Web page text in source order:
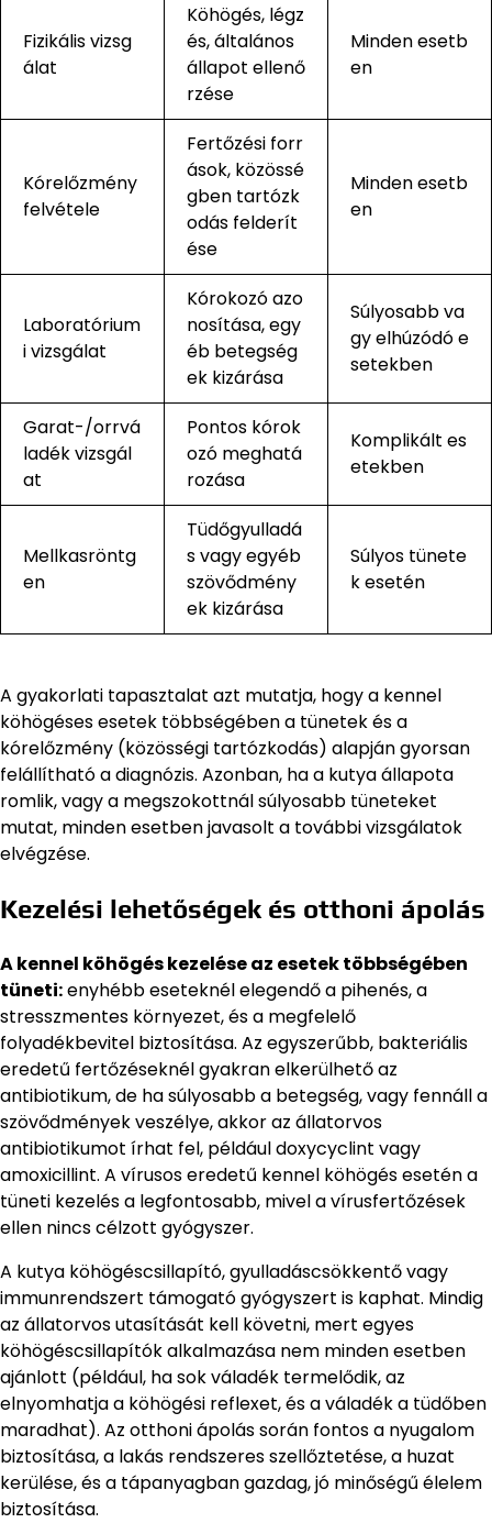
Fizikális vizsg
álat
Köhögés, légz
és, általános
állapot ellenő
rzése
Minden esetb
en
Kórelőzmény
felvétele
Fertőzési forr
ások, közössé
gben tartózk
odás felderít
ése
Minden esetb
en
Laboratórium
i vizsgálat
Kórokozó azo
nosítása, egy
éb betegség
ek kizárása
Súlyosabb va
gy elhúzódó e
setekben
Garat-/orrvá
ladék vizsgál
at
Pontos kórok
ozó meghatá
rozása
Komplikált es
etekben
Mellkasröntg
en
Tüdőgyulladá
s vagy egyéb
szövődmény
ek kizárása
Súlyos tünete
k esetén
A gyakorlati tapasztalat azt mutatja, hogy a kennel
köhögéses esetek többségében a tünetek és a
kórelőzmény (közösségi tartózkodás) alapján gyorsan
felállítható a diagnózis. Azonban, ha a kutya állapota
romlik, vagy a megszokottnál súlyosabb tüneteket
mutat, minden esetben javasolt a további vizsgálatok
elvégzése.
Kezelési lehetőségek és otthoni ápolás
A kennel köhögés kezelése az esetek többségében
tüneti:enyhébb eseteknél elegendő a pihenés, a
stresszmentes környezet, és a megfelelő
folyadékbevitel biztosítása. Az egyszerűbb, bakteriális
eredetű fertőzéseknél gyakran elkerülhető az
antibiotikum, de ha súlyosabb a betegség, vagy fennáll a
szövődmények veszélye, akkor az állatorvos
antibiotikumot írhat fel, például doxycyclint vagy
amoxicillint. A vírusos eredetű kennel köhögés esetén a
tüneti kezelés a legfontosabb, mivel a vírusfertőzések
ellen nincs célzott gyógyszer.
A kutya köhögéscsillapító, gyulladáscsökkentő vagy
immunrendszert támogató gyógyszert is kaphat. Mindig
az állatorvos utasítását kell követni, mert egyes
köhögéscsillapítók alkalmazása nem minden esetben
ajánlott (például, ha sok váladék termelődik, az
elnyomhatja a köhögési reflexet, és a váladék a tüdőben
maradhat). Az otthoni ápolás során fontos a nyugalom
biztosítása, a lakás rendszeres szellőztetése, a huzat
kerülése, és a tápanyagban gazdag, jó minőségű élelem
biztosítása.